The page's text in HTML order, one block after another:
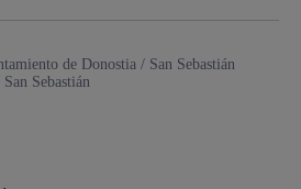
de Donostia / San Sebastián
Sebastián